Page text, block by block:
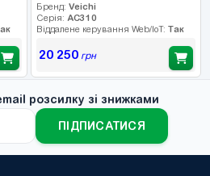
Бренд: Veichi
Серія: AC310
Віддалене керування Web/IoT: Так
20 250грн
розсилку зі знижками
ПІДПИСАТИСЯ